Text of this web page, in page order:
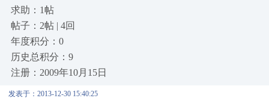
求助：1帖
帖子：2帖 | 4回
年度积分：0
历史总积分：9
注册：2009年10月15日
发表于：2013-12-30 15:40:25